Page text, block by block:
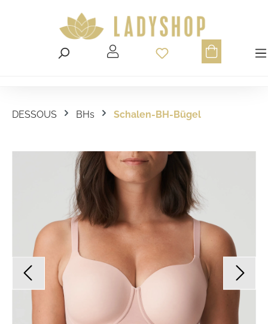
Du hast 0
DESSOUS BHs Schalen-BH-Bügel
Bildergalerie überspringen